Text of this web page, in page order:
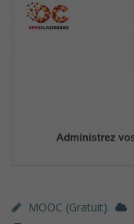
MOOC (gratuit)